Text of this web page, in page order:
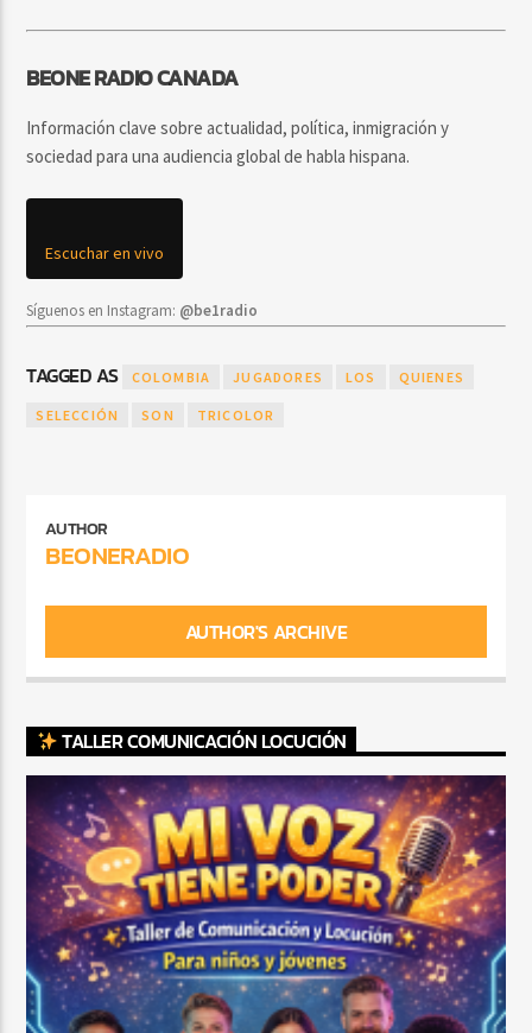
BEONE RADIO CANADA
Información clave sobre actualidad, política, inmigración y
sociedad para una audiencia global de habla hispana.
Escuchar en vivo
Síguenos en Instagram: @be1radio
TAGGED AS COLOMBIA JUGADORES LOS QUIENES
SELECCIÓN SON TRICOLOR
AUTHOR
BEONERADIO
AUTHOR'S ARCHIVE
TALLER COMUNICACIÓN LOCUCIÓN